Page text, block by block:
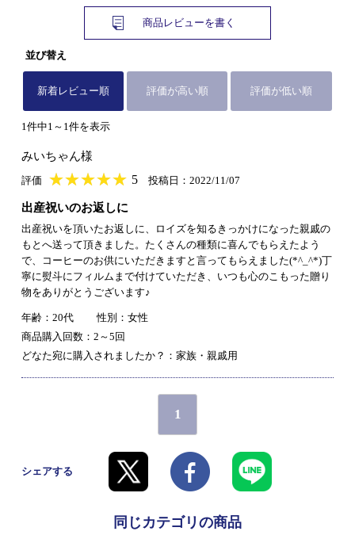
商品レビューを書く
並び替え
新着レビュー順 評価が高い順 評価が低い順
1件中1～1件を表示
みいちゃん様
評価 ★★★★★
★★★★★ 5 投稿日：2022/11/07
出産祝いのお返しに
出産祝いを頂いたお返しに、ロイズを知るきっかけになった親戚の
もとへ送って頂きました。たくさんの種類に喜んでもらえたよう
で、コーヒーのお供にいただきますと言ってもらえました(*^_^*)丁
寧に熨斗にフィルムまで付けていただき、いつも心のこもった贈り
物をありがとうございます♪
年齢：20代
性別：女性
商品購入回数：2～5回
どなた宛に購入されましたか？：家族・親戚用
1
シェアする
同じカテゴリの商品